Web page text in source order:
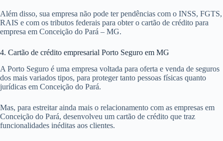
Além disso, sua empresa não pode ter pendências com o INSS, FGTS,
RAIS e com os tributos federais para obter o cartão de crédito para
empresa em Conceição do Pará – MG.
4. Cartão de crédito empresarial Porto Seguro em MG
A Porto Seguro é uma empresa voltada para oferta e venda de seguros
dos mais variados tipos, para proteger tanto pessoas físicas quanto
jurídicas em Conceição do Pará.
Mas, para estreitar ainda mais o relacionamento com as empresas em
Conceição do Pará, desenvolveu um cartão de crédito que traz
funcionalidades inéditas aos clientes.